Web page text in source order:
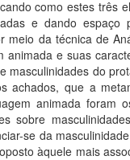
como estes três
e dando
meio da técnica de
animada e suas
masculinidades do
achados, que a
animada foram
sobre
se da
àquele mais